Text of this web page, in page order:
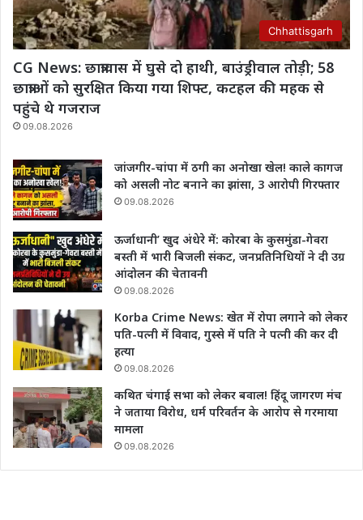
Chhattisgarh
CG News: छात्रावास में घुसे दो हाथी, बाउंड्रीवाल तोड़ी; 58
छात्राओं को सुरक्षित किया गया शिफ्ट, कटहल की महक से
पहुंचे थे गजराज
09.08.2026
जांजगीर-चांपा में ठगी का अनोखा खेल! काले कागज
को असली नोट बनाने का झांसा, 3 आरोपी गिरफ्तार
09.08.2026
ऊर्जाधानी’ खुद अंधेरे में: कोरबा के कुसमुंडा-गेवरा
बस्ती में भारी बिजली संकट, जनप्रतिनिधियों ने दी उग्र
आंदोलन की चेतावनी
09.08.2026
Korba Crime News: खेत में रोपा लगाने को लेकर
पति-पत्नी में विवाद, गुस्से में पति ने पत्नी की कर दी
हत्या
09.08.2026
कथित चंगाई सभा को लेकर बवाल! हिंदू जागरण मंच
ने जताया विरोध, धर्म परिवर्तन के आरोप से गरमाया
मामला
09.08.2026